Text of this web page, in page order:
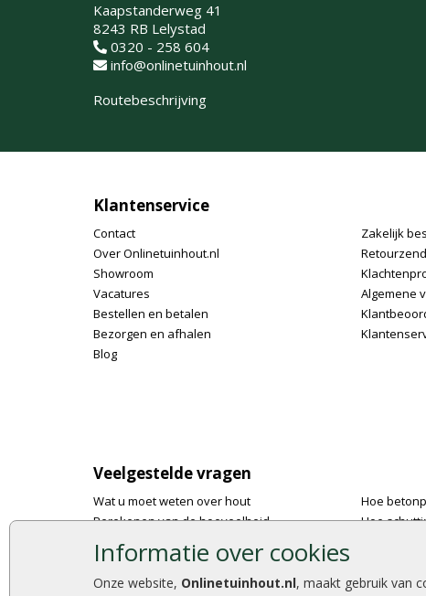
Informatie over cookies
Onze website, Onlinetuinhout.nl, maakt gebruik van
Kaapstanderweg 41
8243 RB Lelystad
0320 - 258 604
info@onlinetuinhout.nl
Routebeschrijving
Klantenservice
Contact
Over Onlinetuinhout.nl
Showroom
Vacatures
Bestellen en betalen
Bezorgen en afhalen
Blog
Zakelijk
Algemene
Veelgestelde vragen
Wat u moet weten over hout
Berekenen van de hoeveelheid
Foto's en voorbeelden
Montage
Gekeurd hout
Hoe
Hoe
Stijlvolle